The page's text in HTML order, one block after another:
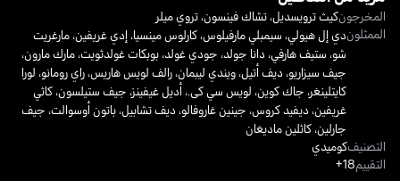
المخرجونكيث ترويسديل،تشاك فينسون،تروي ميلر
الممثلوندي إل هيولي، سيمبلي مارفيلوس،كارلوس مينسيا، إدي غريفين،مارغريت
شو، ستيف هارفي، دانا جولد، جودي غولد،بوبكات غولدثويت،مارك مارون،
جيف سيزاريو، ديف أتيل،ويندي ليبمان،رالف لويس هاريس،راي رومانو، لورا
كايتلينغر، جاك كوين، لويس سي كى.، أديل غيفينز، جيف ستيلسون،كاثي
غريفين، ديفيد كروس، جينين غاروفالو، ديف تشابيل،باتون أوسوالت، جيف
جارلين،كاثلين ماديغان
التصنيفكوميدي
التقييم18+